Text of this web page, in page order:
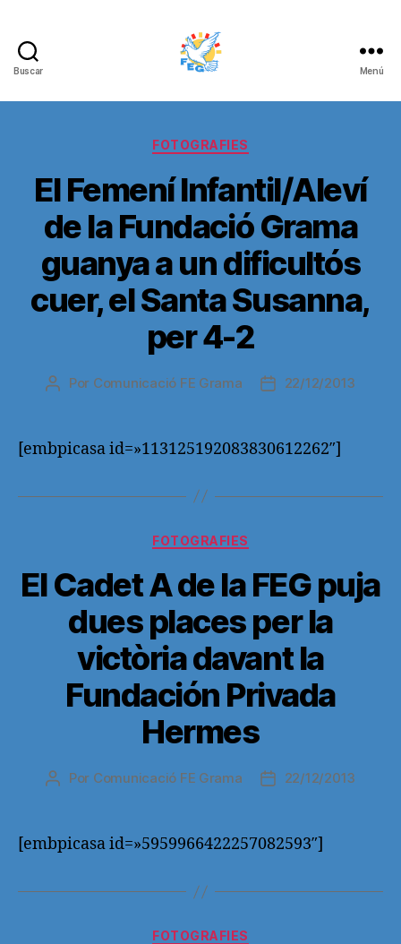
Buscar
GRAMA
Menú
Categorías
FOTOGRAFIES
El Femení Infantil/Aleví
de la Fundació Grama
guanya a un dificultós
cuer, el Santa Susanna,
per 4-2
Autor
entrada
Por Comunicació FE Grama
Fecha
entrada
22/12/2013
[embpicasa id=»113125192083830612262″]
Categorías
FOTOGRAFIES
El Cadet A de la FEG puja
dues places per la
victòria davant la
Fundación Privada
Hermes
Autor
entrada
Por Comunicació FE Grama
Fecha
entrada
22/12/2013
[embpicasa id=»5959966422257082593″]
Categorías
FOTOGRAFIES